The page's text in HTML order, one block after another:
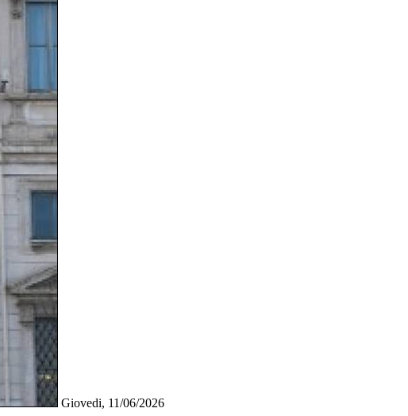
Giovedi, 11/06/2026